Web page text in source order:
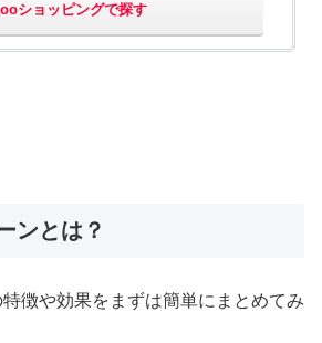
ショッピングで探す
ンとは？
徴や効果をまずは簡単にまとめてみ